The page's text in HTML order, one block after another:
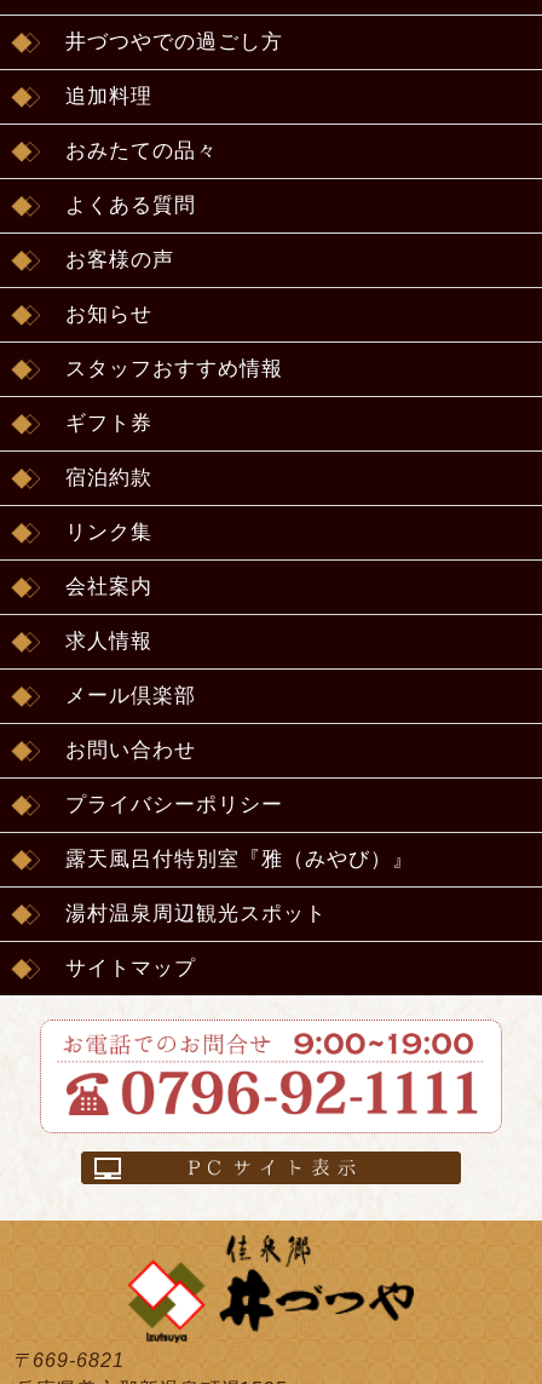
井づつやでの過ごし方
追加料理
おみたての品々
よくある質問
お客様の声
お知らせ
スタッフおすすめ情報
ギフト券
宿泊約款
リンク集
会社案内
求人情報
メール倶楽部
お問い合わせ
プライバシーポリシー
露天風呂付特別室『雅（みやび）』
湯村温泉周辺観光スポット
サイトマップ
〒669-6821